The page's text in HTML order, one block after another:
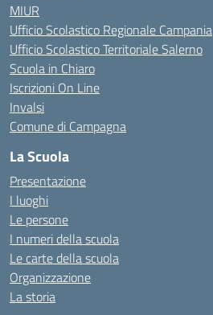
MIUR
Ufficio Scolastico Regionale Campania
Ufficio Scolastico Territoriale Salerno
Scuola in Chiaro
Iscrizioni On Line
Invalsi
Comune di Campagna
La Scuola
Presentazione
I luoghi
Le persone
I numeri della scuola
Le carte della scuola
Organizzazione
La storia